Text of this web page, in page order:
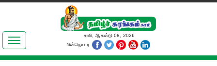
இலக்கியங்கள்
தமிழ் உலகம்
சனி, ஆகஸ்டு 08, 2026
பின்தொடர